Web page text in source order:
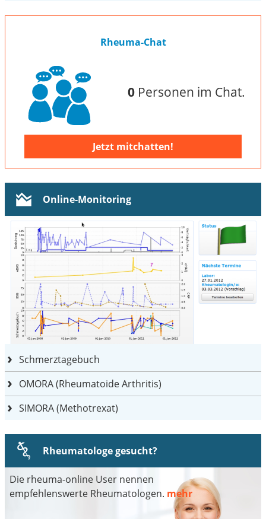
Rheuma-Chat
0Personen im Chat.
Jetzt mitchatten!
Online-Monitoring
Schmerztagebuch
OMORA (Rheumatoide Arthritis)
SIMORA (Methotrexat)
Rheumatologe gesucht?
Die rheuma-online User nennen
empfehlenswerte Rheumatologen. mehr